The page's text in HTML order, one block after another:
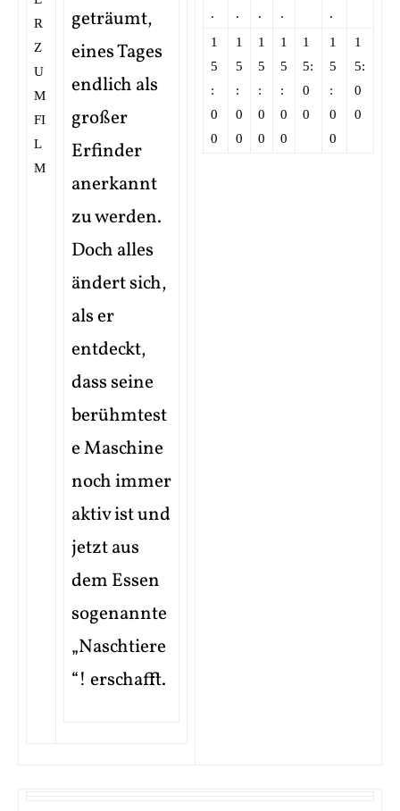
.
.
.
.
.
1
5
:
0
0
1
5
:
0
0
1
5
:
0
0
1
5
:
0
0
1
5:
0
0
1
5
:
0
0
1
5:
0
0
geträumt,
eines Tages
endlich als
großer
Erfinder
anerkannt
zu werden.
Doch alles
ändert sich,
als er
entdeckt,
dass seine
berühmtest
e Maschine
noch immer
aktiv ist und
jetzt aus
dem Essen
sogenannte
„Naschtiere
“! erschafft.